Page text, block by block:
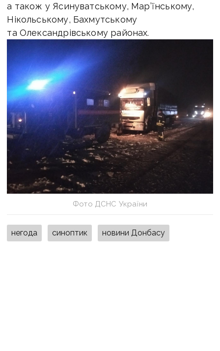
а також у Ясинуватському, Мар’їнському,
Нікольському, Бахмутському
та Олександрівському районах.
Фото ДСНС України
негода синоптик новини Донбасу